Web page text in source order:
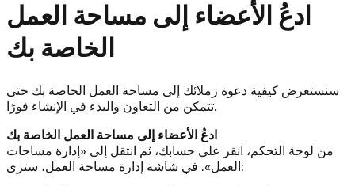
ادعُ الأعضاء إلى مساحة العمل
الخاصة بك
سنستعرض كيفية دعوة زملائك إلى مساحة العمل الخاصة بك حتى
تتمكن من التعاون والبدء في الإنشاء فورًا.
ادعُ الأعضاء إلى مساحة العمل الخاصة بك
من لوحة التحكم، انقر على حسابك، ثم انتقل إلى «إدارة مساحات
العمل». في شاشة إدارة مساحة العمل، سترى: